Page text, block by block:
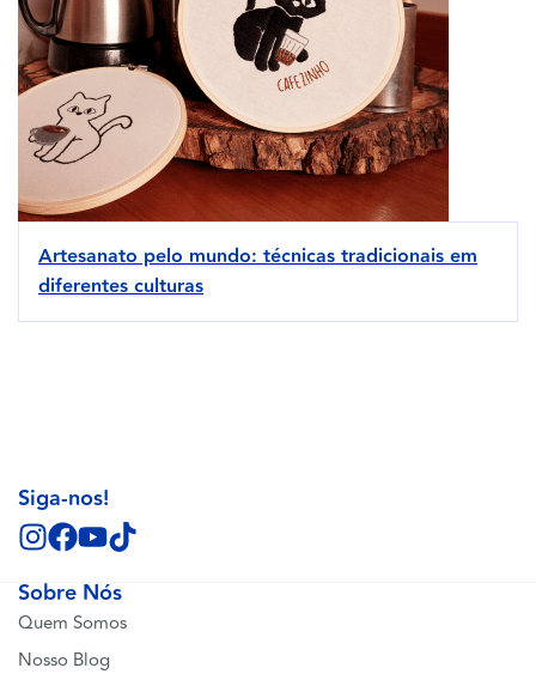
Artesanato pelo mundo: técnicas tradicionais em
diferentes culturas
Sobre Nós
Quem Somos
Nosso Blog
Siga-nos!